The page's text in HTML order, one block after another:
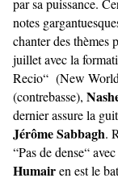
notes
chanter des thèmes
juillet avec la
Recio“ (New
(contrebasse),
dernier assure la
Jérôme Sabbagh.
“Pas de dense“ avec
Humairen est le